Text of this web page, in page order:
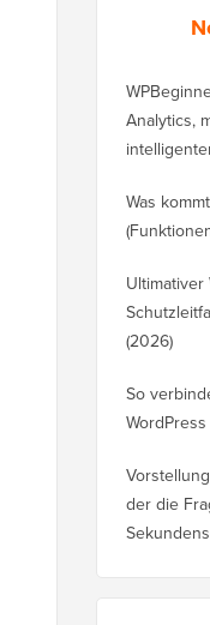
Analytics,
Was
Ultimativer
(2026)
So
der die